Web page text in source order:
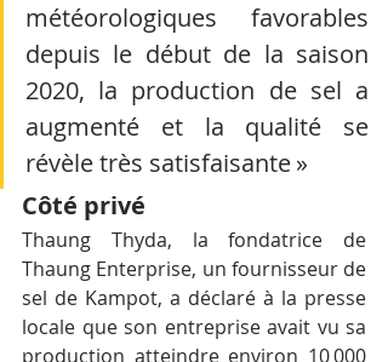
météorologiques favorables
depuis le début de la saison
2020, la production de sel a
augmenté et la qualité se
révèle très satisfaisante »
Côté privé
Thaung Thyda, la fondatrice de
Thaung Enterprise, un fournisseur de
sel de Kampot, a déclaré à la presse
locale que son entreprise avait vu sa
production atteindre environ 10 000